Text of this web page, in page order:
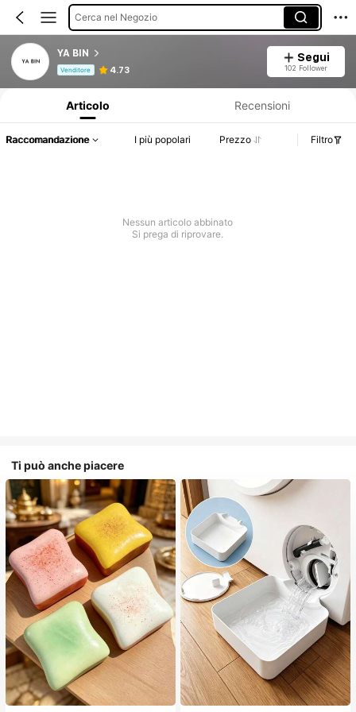
Cerca nel Negozio
YA BIN
Venditore 4.73
Segui
102 Follower
Articolo Recensioni
Raccomandazione I più popolari Prezzo Filtro
Nessun articolo abbinato
Si prega di riprovare.
Ti può anche piacere